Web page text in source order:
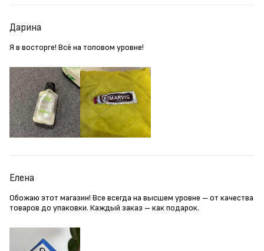
Дарина
Я в восторге! Всё на топовом уровне!
Елена
Обожаю этот магазин! Все всегда на высшем уровне – от качества
товаров до упаковки. Каждый заказ – как подарок.